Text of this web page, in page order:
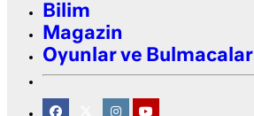
Bilim
Magazin
Oyunlar ve Bulmacalar